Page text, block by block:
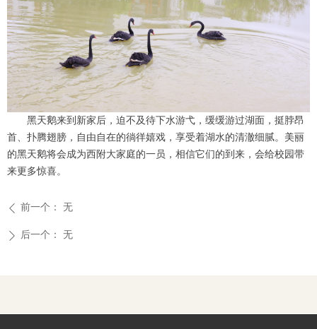
黑天鹅来到新家后，迫不及待下水游弋，缓缓游过湖面，挺脖昂
首、扑腾翅膀，自由自在的徜徉嬉戏，享受着湖水的清澈细腻。美丽
的黑天鹅将会成为西附大家庭的一员，相信它们的到来，会给校园带
来更多惊喜。
ꄴ 前一个： 无
ꄲ 后一个： 无